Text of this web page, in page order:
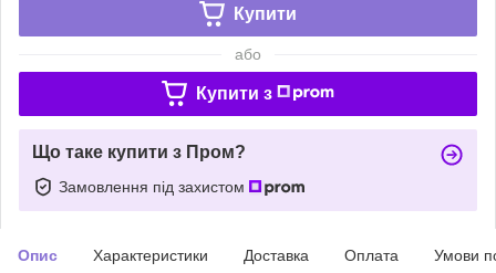
Купити
або
Купити з
Що таке купити з Пром?
Замовлення під захистом
Опис Характеристики Доставка Оплата Умови